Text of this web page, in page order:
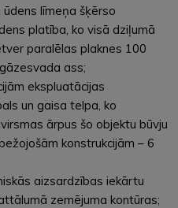
līmeņa šķērso
platība, ko visā dziļumā
paralēlas plaknes 100
ass;
ekspluatācijas
un gaisa telpa, ko
ārpus šo objektu būvju
konstrukcijām – 6
aizsardzības iekārtu
zemējuma kontūras;